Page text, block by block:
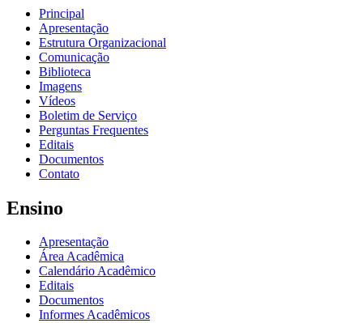
Principal
Apresentação
Estrutura Organizacional
Comunicação
Biblioteca
Imagens
Vídeos
Boletim de Serviço
Perguntas Frequentes
Editais
Documentos
Contato
Ensino
Apresentação
Área Acadêmica
Calendário Acadêmico
Editais
Documentos
Informes Acadêmicos